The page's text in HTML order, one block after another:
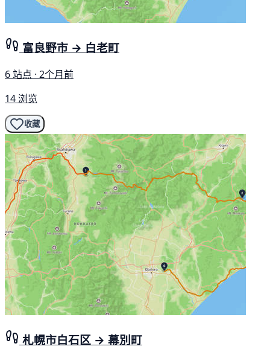
富良野市 → 白老町
6 站点 · 2个月前
14 浏览
收藏
札幌市白石区 → 幕別町